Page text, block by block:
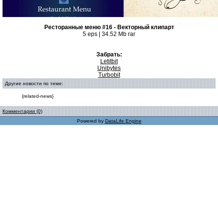
Ресторанные меню #16 - Векторный клипарт
5 eps | 34.52 Mb rar
Забрать:
Letitbit
Unibytes
Turbobit
Другие новости по теме:
{related-news}
Комментарии (0)
Powered by DataLife Engine